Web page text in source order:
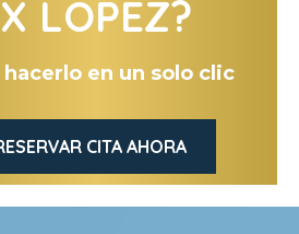
LÓPEZ?
en un solo clic
CITA AHORA